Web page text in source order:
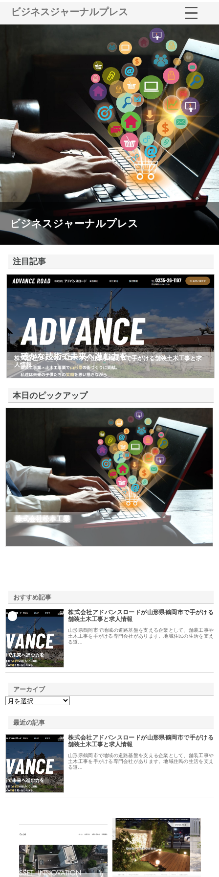
ビジネスジャーナルプレス
ビジネスジャーナルプレス
注目記事
株式会社アドバンスロードが山形県鶴岡市で手がける舗装土木工事と求
人情報
本日のピックアップ
株式会社松本工業
おすすめ記事
株式会社アドバンスロードが山形県鶴岡市で手がける
舗装土木工事と求人情報
山形県鶴岡市で地域の道路基盤を支える企業として、舗装工事や
土木工事を手がける専門会社があります。地域住民の生活を支え
る道…
アーカイブ
最近の記事
株式会社アドバンスロードが山形県鶴岡市で手がける
舗装土木工事と求人情報
山形県鶴岡市で地域の道路基盤を支える企業として、舗装工事や
土木工事を手がける専門会社があります。地域住民の生活を支え
る道…